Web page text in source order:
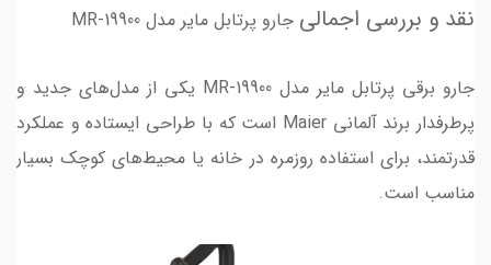
نقد و بررسی اجمالی جارو پرتابل مایر مدل MR-19900
جارو برقی پرتابل مایر مدل MR-19900 یکی از مدل‌های جدید و
پرطرفدار برند آلمانی Maier است که با طراحی ایستاده و عملکرد
قدرتمند، برای استفاده روزمره در خانه یا محیط‌های کوچک بسیار
مناسب است.